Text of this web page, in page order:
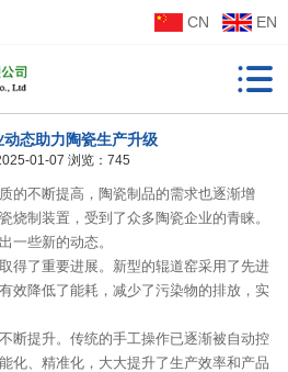
CN EN
动态助力陶瓷生产升级
01-07 浏览：745
的不断提高，陶瓷制品的需求也逐渐增
烧制装置，受到了众多陶瓷企业的青睐。
一些新的动态。
得了重要进展。新型的辊道窑采用了先进
效降低了能耗，减少了污染物的排放，实
断提升。传统的手工操作已逐渐被自动控
化、精准化，大大提升了生产效率和产品